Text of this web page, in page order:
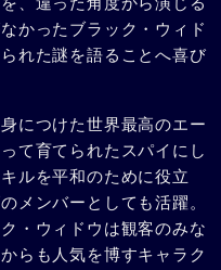
かったブラック・ウィド
れた謎を語ることへ喜び
につけた世界最高のエー
て育てられたスパイにし
ルを平和のために役立
メンバーとしても活躍。
・ウィドウは観客のみな
らも人気を博すキャラク